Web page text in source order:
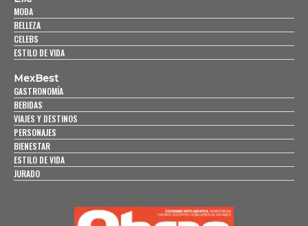
MODA
BELLEZA
CELEBS
ESTILO DE VIDA
MexBest
GASTRONOMÍA
BEBIDAS
VIAJES Y DESTINOS
PERSONAJES
BIENESTAR
ESTILO DE VIDA
JURADO